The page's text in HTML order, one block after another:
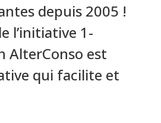
depuis 2005 !
l’initiative 1-
AlterConso est
qui facilite et